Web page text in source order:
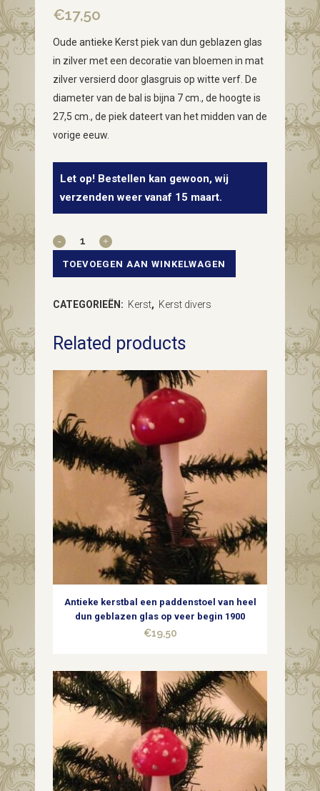
€17,50
Oude antieke Kerst piek van dun geblazen glas
in zilver met een decoratie van bloemen in mat
zilver versierd door glasgruis op witte verf. De
diameter van de bal is bijna 7 cm., de hoogte is
27,5 cm., de piek dateert van het midden van de
vorige eeuw.
Let op! Bestellen kan gewoon, wij
verzenden weer vanaf 15 maart.
Oude
antieke
dun
geblazen
in
met
midden
TOEVOEGEN AAN WINKELWAGEN
CATEGORIEËN: Kerst, Kerst divers
Related products
Antieke kerstbal een paddenstoel van heel
dun geblazen glas op veer begin 1900
€19,50